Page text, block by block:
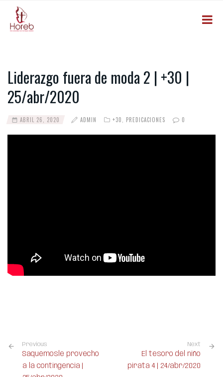
Liderazgo fuera de moda 2 | +30 |
25/abr/2020
ABRIL 26, 2020 ADMIN +30 PREDICACIONES 0
Previous
Saquémosle provecho
a la contingencia |
Next
El tesoro del niño
pirata 4 | 24/abr/2020